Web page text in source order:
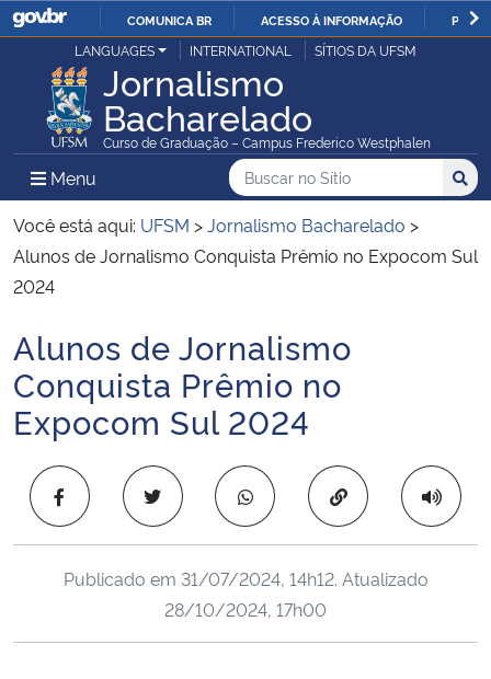
IR
PARA
O
CONTEÚDO
COMUNICA BR ACESSO À INFORMAÇÃO
Ministério da Justiça e Segurança Pública
Ministério da Defesa
Ministério das Relações Exteriores
Ministério da Economia
Ministério da Infraestrutura
Ministério da Agricultura, Pecuária e Abastecimento
Ministério da Cidadania
LANGUAGES INTERNATIONAL SÍTIOS DA UFSM
Jornalismo
Bacharelado
Curso de Graduação – Campus Frederico Westphalen
Menu Menu Principal do Sítio
Busca
Buscar no no Sítio
Busca:
Você está aqui: UFSM >Jornalismo Bacharelado >
Alunos de Jornalismo Conquista Prêmio no Expocom Sul
2024
Início do conteúdo
Alunos de Jornalismo
Conquista Prêmio no
Expocom Sul 2024
Copiar para área
Publicado em 31/07/2024, 14h12. Atualizado
28/10/2024, 17h00